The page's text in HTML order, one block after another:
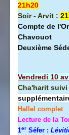
21h20
Soir - Arvit :
Compte de
Chavouot
Deuxième
Vendredi 10
Cha'harit
Hallel complet
Lecture de la
1er Séfer :